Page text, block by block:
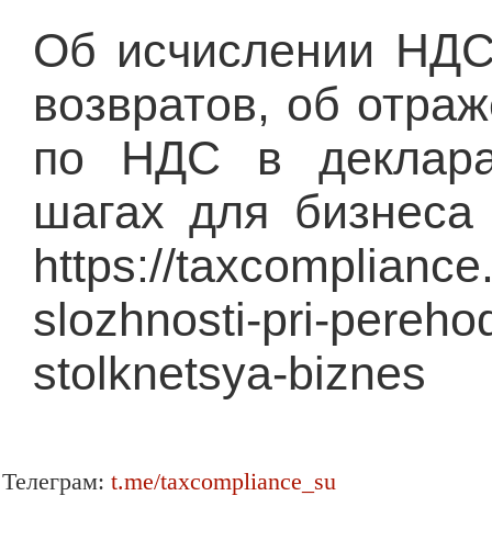
Об исчислении
возвратов, об
по НДС в
шагах для
https://
slozhnosti-pri-
stolknetsya-biznes
Телеграм: t.me/taxcompliance_su